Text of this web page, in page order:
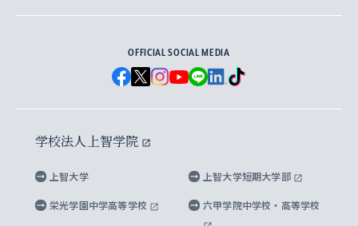
経済学研究科
グローバル・スタディーズ研究科
メディア・ジャーナリズム研究所
水稀少社会研究センター
先進機械・構造材料イノベーションセンター
学部入学前に出願する奨学金
国による高等教育の修学支援新制度
大学院生対象の奨学金
海外留学する際の費用と奨学金
父母・保証人とのネットワーク
学外とのネットワーク
上智大学の出版物
上智大学大学案内・大学院案内
英文広報誌 SOPHIA magazine
上智大学のビジュアル・アイデンティティ
上智大学ビジュアル・アイデンティティ
上智大学校歌 ・上智大学学生歌
上智大学への取材・キャンパスでの撮影について
上智大学の公開情報
上智大学の教育研究活動等の情報公表
キャンパス案内
OFFICIAL SOCIAL MEDIA
学校法人上智学院
上智大学 上智大学短期大学部
栄光学園中学高等学校 六甲学院中学校・高等学校